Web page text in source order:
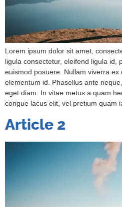
Lorem ipsum dolor sit amet,
ligula consectetur, eleifend ligula id,
euismod posuere. Nullam viverra ex
elementum id. Phasellus ante
eget diam. In vitae metus a quam
congue lacus elit, vel pretium quam
Article 2